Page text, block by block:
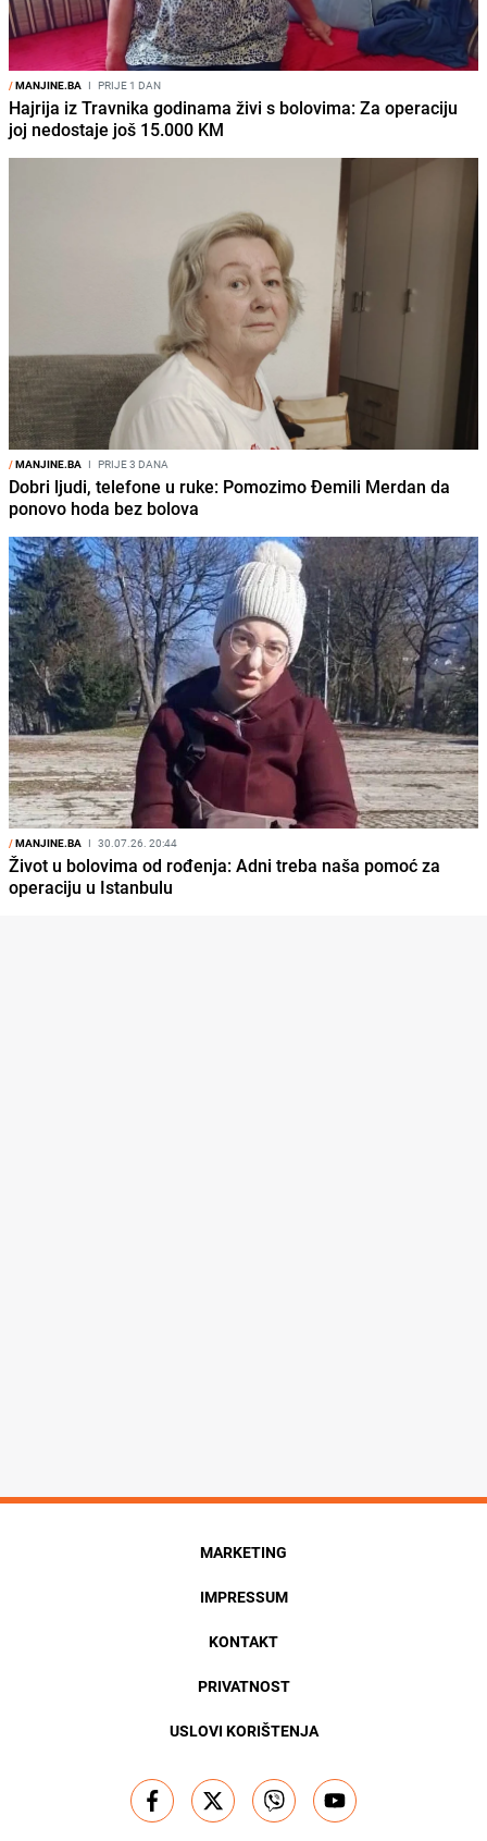
/MANJINE.BA I PRIJE 1 DAN
Hajrija iz Travnika godinama živi s bolovima: Za operaciju
joj nedostaje još 15.000 KM
/MANJINE.BA I PRIJE 3 DANA
Dobri ljudi, telefone u ruke: Pomozimo Đemili Merdan da
ponovo hoda bez bolova
/MANJINE.BA I 30.07.26. 20:44
Život u bolovima od rođenja: Adni treba naša pomoć za
operaciju u Istanbulu
MARKETING
IMPRESSUM
KONTAKT
PRIVATNOST
USLOVI KORIŠTENJA